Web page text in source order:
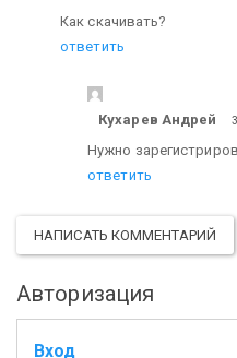
Как скачивать?
ответить
Кухарев Андрей
Нужно
ответить
НАПИСАТЬ КОММЕНТАРИЙ
Авторизация
Вход